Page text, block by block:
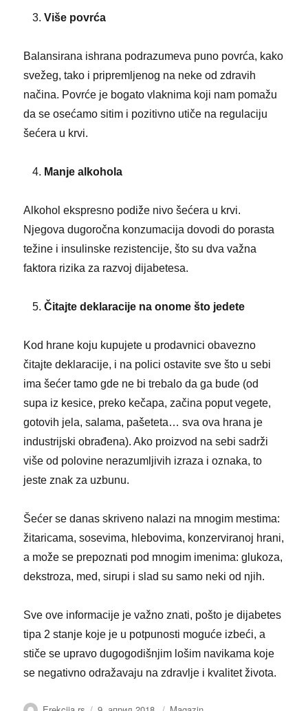
Više povrća
Balansirana ishrana podrazumeva puno povrća, kako
svežeg, tako i pripremljenog na neke od zdravih
načina. Povrće je bogato vlaknima koji nam pomažu
da se osećamo sitim i pozitivno utiče na regulaciju
šećera u krvi.
Manje alkohola
Alkohol ekspresno podiže nivo šećera u krvi.
Njegova dugoročna konzumacija dovodi do porasta
težine i insulinske rezistencije, što su dva važna
faktora rizika za razvoj dijabetesa.
Čitajte deklaracije na onome što jedete
Kod hrane koju kupujete u prodavnici obavezno
čitajte deklaracije, i na polici ostavite sve što u sebi
ima šećer tamo gde ne bi trebalo da ga bude (od
supa iz kesice, preko kečapa, začina poput vegete,
gotovih jela, salama, pašeteta… sva ova hrana je
industrijski obrađena). Ako proizvod na sebi sadrži
više od polovine nerazumljivih izraza i oznaka, to
jeste znak za uzbunu.
Šećer se danas skriveno nalazi na mnogim mestima:
žitaricama, sosevima, hlebovima, konzerviranoj hrani,
a može se prepoznati pod mnogim imenima: glukoza,
dekstroza, med, sirupi i slad su samo neki od njih.
Sve ove informacije je važno znati, pošto je dijabetes
tipa 2 stanje koje je u potpunosti moguće izbeći, a
stiče se upravo dugogodišnjim lošim navikama koje
se negativno odražavaju na zdravlje i kvalitet života.
Аутор Објављено Категорије